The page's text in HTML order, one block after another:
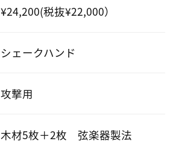
¥24,200(税抜¥22,000）
シェークハンド
攻撃用
木材5枚＋2枚 弦楽器製法